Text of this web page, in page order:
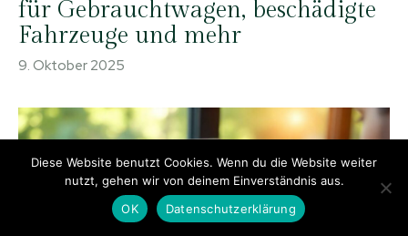
für Gebrauchtwagen, beschädigte
Fahrzeuge und mehr
9. Oktober 2025
Diese Website benutzt Cookies. Wenn du die Website weiter
nutzt, gehen wir von deinem Einverständnis aus.
OK
Datenschutzerklärung